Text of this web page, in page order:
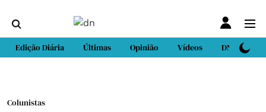
Edição Diária Últimas Opinião Vídeos DN Sport
Colunistas